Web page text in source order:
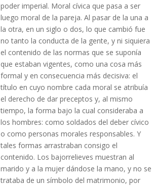
poder imperial. Moral cívica que pasa a ser
luego moral de la pareja. Al pasar de la una a
la otra, en un siglo o dos, lo que cambió fue
no tanto la conducta de la gente, y ni siquiera
el contenido de las normas que se suponía
que estaban vigentes, como una cosa más
formal y en consecuencia más decisiva: el
título en cuyo nombre cada moral se atribuía
el derecho de dar preceptos y, al mismo
tiempo, la forma bajo la cual consideraba a
los hombres: como soldados del deber cívico
o como personas morales responsables. Y
tales formas arrastraban consigo el
contenido. Los bajorrelieves muestran al
marido y a la mujer dándose la mano, y no se
trataba de un símbolo del matrimonio, por